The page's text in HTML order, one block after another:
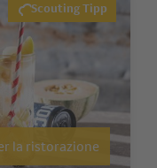
Scouting Tipp
la ristorazione